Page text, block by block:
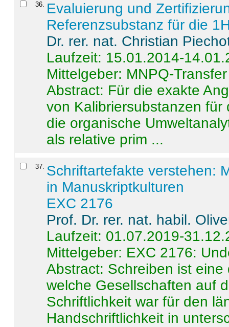
36. Evaluierung und
Referenzsubstanz für die
Dr. rer. nat. Christian
Laufzeit: 15.01.2014-
Mittelgeber: MNPQ-Transfer
Abstract: Für die exakte
von Kalibriersubstanzen
die organische
als relative prim ...
37. Schriftartefakte verstehen:
in Manuskriptkulturen
EXC 2176
Prof. Dr. rer. nat. habil.
Laufzeit: 01.07.2019-
Mittelgeber: EXC 2176:
Abstract: Schreiben ist
welche Gesellschaften auf
Schriftlichkeit war für den
Handschriftlichkeit in